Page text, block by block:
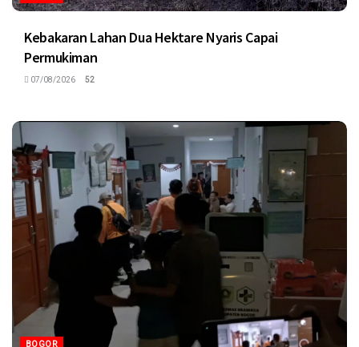
Kebakaran Lahan Dua Hektare Nyaris Capai
Permukiman
07/08/2026 52
BOGOR